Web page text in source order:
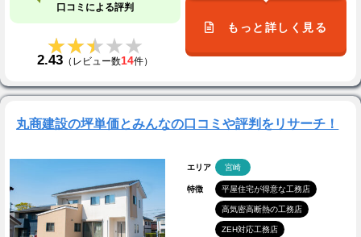
口コミによる評判
★★★★★
★★★★★
2.43 （レビュー数14件）
もっと詳しく見る
丸商建設の坪単価とみんなの口コミや評判をリサーチ！
エリア 宮崎
特徴 平屋住宅が得意な工務店
高気密高断熱の工務店
ZEH対応工務店